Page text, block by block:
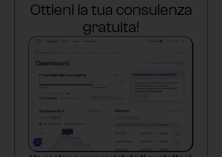
Ottieni la tua consulenza
gratuita!